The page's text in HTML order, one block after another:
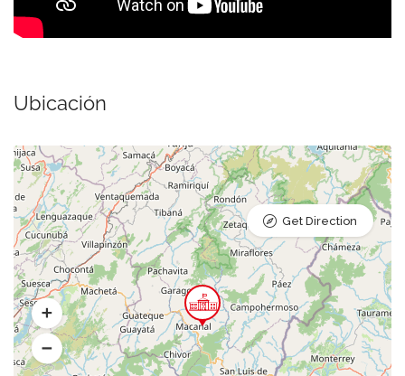
Ubicación
Get Direction